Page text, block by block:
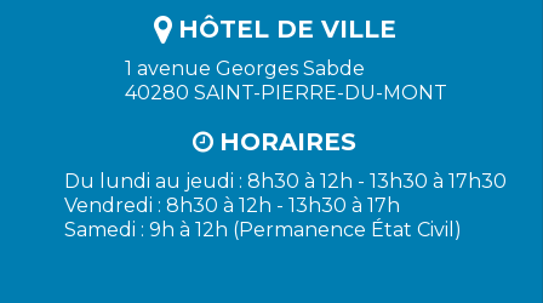
HÔTEL DE VILLE
1 avenue Georges Sabde
40280 SAINT-PIERRE-DU-MONT
HORAIRES
Du lundi au jeudi : 8h30 à 12h - 13h30 à 17h30
Vendredi : 8h30 à 12h - 13h30 à 17h
Samedi : 9h à 12h (Permanence État Civil)